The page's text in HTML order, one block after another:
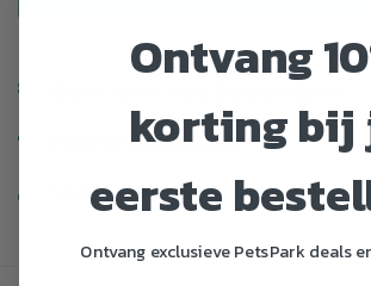
Gratis Verzending vanaf € 39,-
Veilig en gemakkelijk betalen
Ontvang
korting bij
eerste
Ontvang exclusieve PetsPark deals